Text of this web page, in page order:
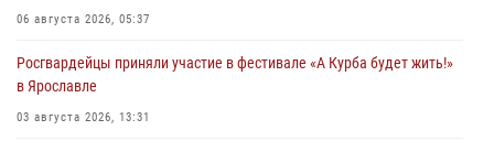
06 августа 2026, 05:37
Росгвардейцы приняли участие в фестивале «А Курба будет жить!»
в Ярославле
03 августа 2026, 13:31